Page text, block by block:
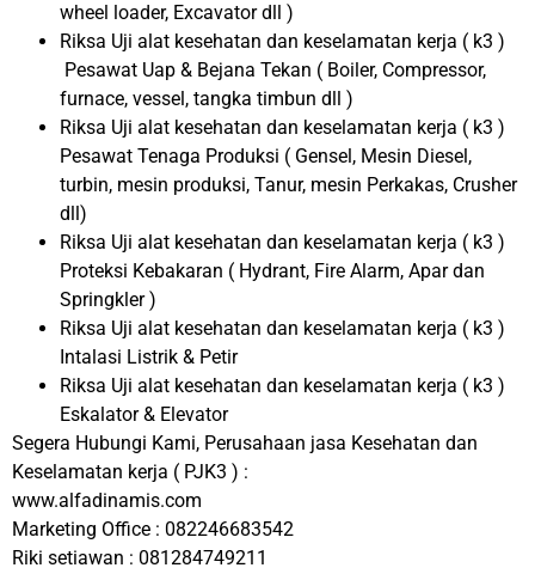
wheel loader, Excavator dll )
Riksa Uji alat kesehatan dan keselamatan kerja ( k3 )
Pesawat Uap & Bejana Tekan ( Boiler, Compressor,
furnace, vessel, tangka timbun dll )
Riksa Uji alat kesehatan dan keselamatan kerja ( k3 )
Pesawat Tenaga Produksi ( Gensel, Mesin Diesel,
turbin, mesin produksi, Tanur, mesin Perkakas, Crusher
dll)
Riksa Uji alat kesehatan dan keselamatan kerja ( k3 )
Proteksi Kebakaran ( Hydrant, Fire Alarm, Apar dan
Springkler )
Riksa Uji alat kesehatan dan keselamatan kerja ( k3 )
Intalasi Listrik & Petir
Riksa Uji alat kesehatan dan keselamatan kerja ( k3 )
Eskalator & Elevator
Segera Hubungi Kami, Perusahaan jasa Kesehatan dan
Keselamatan kerja ( PJK3 ) :
www.alfadinamis.com
Marketing Office : 082246683542
Riki setiawan : 081284749211